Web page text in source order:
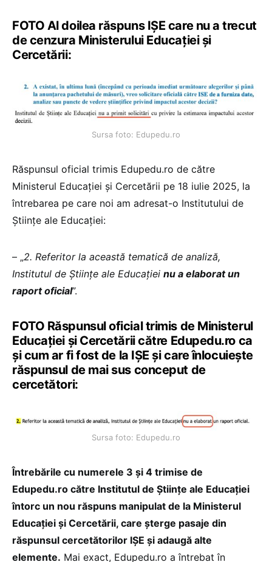
FOTO Al doilea răspuns IȘE care nu a trecut
de cenzura Ministerului Educației și
Cercetării:
Sursa foto: Edupedu.ro
Răspunsul oficial trimis Edupedu.ro de către
Ministerul Educației și Cercetării pe 18 iulie 2025, la
întrebarea pe care noi am adresat-o Institutului de
Științe ale Educației:
– „2. Referitor la această tematică de analiză,
Institutul de Științe ale Educației nu a elaborat un
raport oficial”.
FOTO Răspunsul oficial trimis de Ministerul
Educației și Cercetării către Edupedu.ro ca
și cum ar fi fost de la IȘE și care înlocuiește
răspunsul de mai sus conceput de
cercetători:
Sursa foto: Edupedu.ro
Întrebările cu numerele 3 și 4 trimise de
Edupedu.ro către Institutul de Științe ale Educației
întorc un nou răspuns manipulat de la Ministerul
Educației și Cercetării, care șterge pasaje din
răspunsul cercetătorilor IȘE și adaugă alte
elemente. Mai exact, Edupedu.ro a întrebat în